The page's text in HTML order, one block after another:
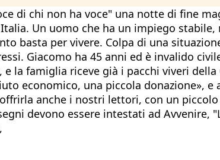
di chi non ha voce" una notte di fine
Un uomo che ha un impiego
basta per vivere. Colpa di una
Giacomo ha 45 anni ed è invalido
la famiglia riceve già i pacchi viveri
economico, una piccola donazione»,
anche i nostri lettori, con un
devono essere intestati ad